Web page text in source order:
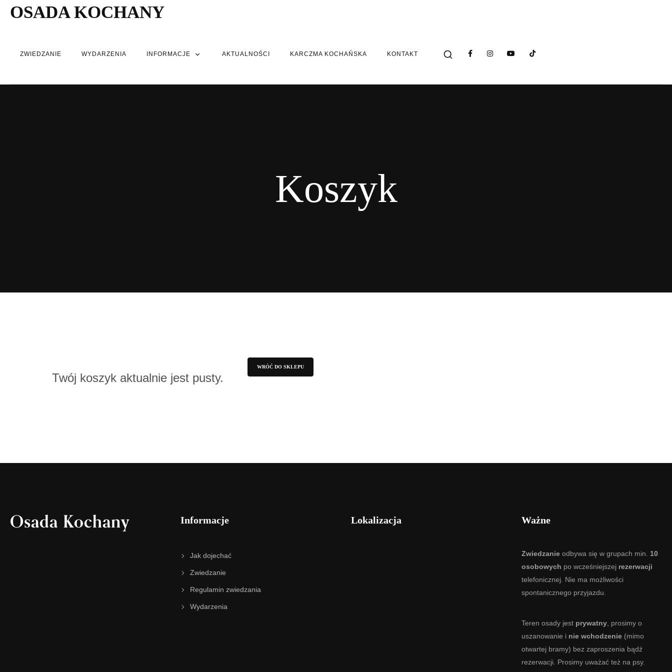
OSADA KOCHANY
ZWIEDZANIE WYDARZENIA INFORMACJE AKTUALNOŚCI KARCZMA KOCHAŃSKA KONTAKT
Koszyk
Twój koszyk aktualnie jest pusty.
WRÓĆ DO SKLEPU
Osada Kochany Informacje
Jak dojechać
Zwiedzanie
Regulamin zwiedzania
Wydarzenia
Lokalizacja Ważne
Zwiedzanie odbywa się w grupach min.
10
osobowych po wcześniejszej rezerwacji
telefonicznej. Nie ma możliwości
spontanicznego przyjazdu.
Teren osady jest prywatny , prosimy o
uszanowanie i nie wchodzenie (mimo
otwartej bramy) bez zaproszenia bądź
rezerwacji. Prosimy uważać też na psy.